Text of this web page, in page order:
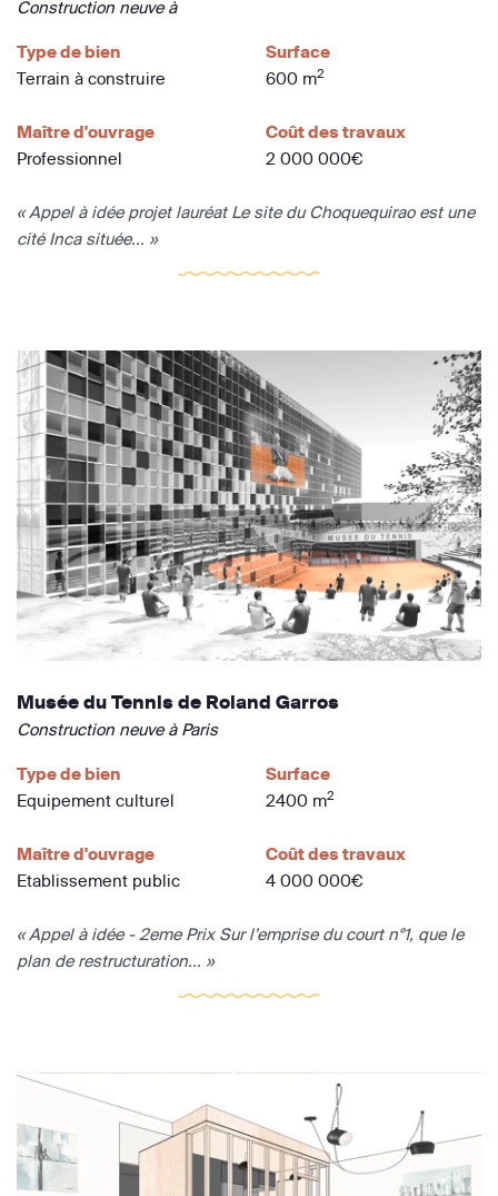
Construction neuve à
Type de bien
Terrain à construire
Surface
600 m2
Maître d'ouvrage
Professionnel
Coût des travaux
2 000 000€
« Appel à idée projet lauréat Le site du Choquequirao est une
cité Inca située... »
Musée du Tennis de Roland Garros
Construction neuve à Paris
Type de bien
Equipement culturel
Surface
2400 m2
Maître d'ouvrage
Etablissement public
Coût des travaux
4 000 000€
« Appel à idée - 2eme Prix Sur l’emprise du court n°1, que le
plan de restructuration... »